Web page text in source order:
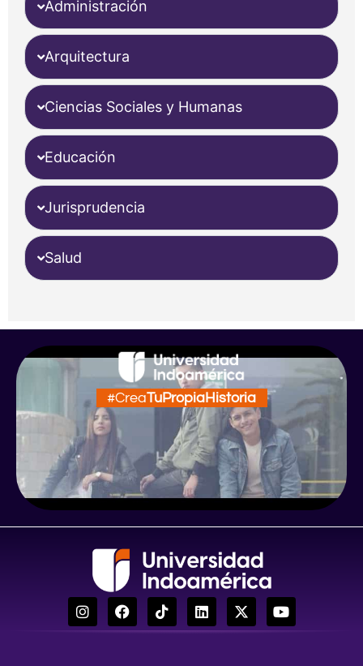
Administración
Arquitectura
Ciencias Sociales y Humanas
Educación
Jurisprudencia
Salud
#CreaTuPropiaHistoria
I
n
s
F
a
c
T
i
k
L
i
n
X
-
t
Y
o
u